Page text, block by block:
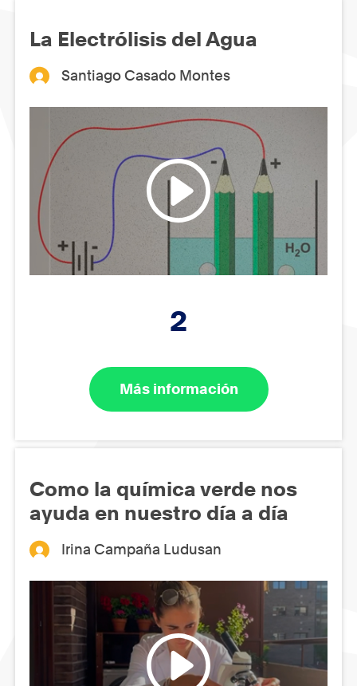
La Electrólisis del Agua
Santiago Casado Montes
2
Más información
Como la química verde nos
ayuda en nuestro día a día
Irina Campaña Ludusan